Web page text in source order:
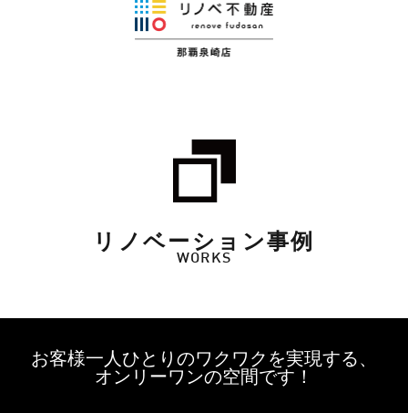
リノベーション事例
WORKS
お客様一人ひとりのワクワクを実現する、
オンリーワンの空間です！